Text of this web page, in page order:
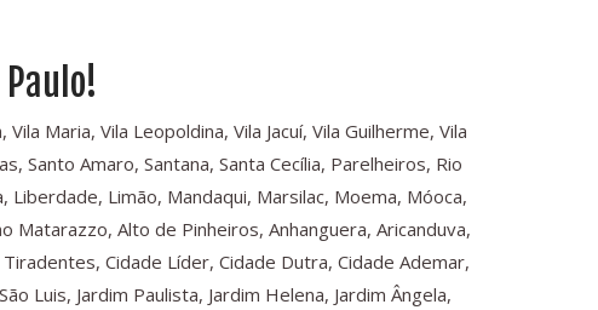
Maria, Vila Leopoldina, Vila Jacuí, Vila Guilherme, Vila
Santo Amaro, Santana, Santa Cecília, Parelheiros, Rio
Limão, Mandaqui, Marsilac, Moema, Móoca,
Alto de Pinheiros, Anhanguera, Aricanduva,
Cidade Líder, Cidade Dutra, Cidade Ademar,
Luis, Jardim Paulista, Jardim Helena, Jardim Ângela,